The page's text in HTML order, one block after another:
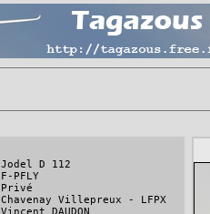
Jodel D 112
F-PFLY
Privé
Chavenay Villepreux - LFPX